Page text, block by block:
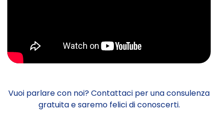
Vuoi parlare con noi? Contattaci per una consulenza
gratuita e saremo felici di conoscerti.